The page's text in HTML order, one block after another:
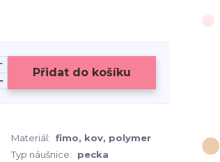
Přidat do košíku
Materiál: fimo, kov, polymer
Typ náušnice:
pecka